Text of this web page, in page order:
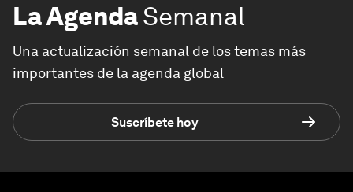
La AgendaSemanal
Una actualización semanal de los temas más
importantes de la agenda global
Suscríbete hoy